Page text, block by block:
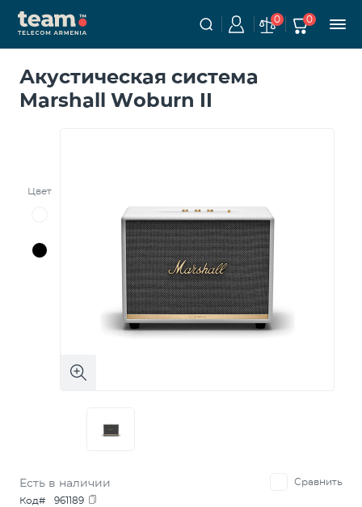
0 0
Акустическая система
Marshall Woburn II
Цвет
Есть в наличии
Сравнить
Код#
961189